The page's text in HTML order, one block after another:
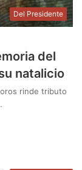
Del Presidente
del
natalicio
rinde tributo